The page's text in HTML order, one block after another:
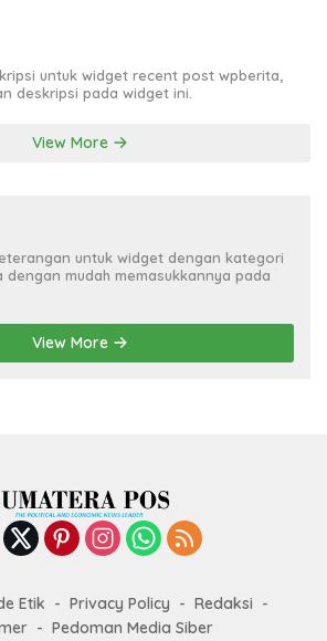
untuk widget recent post wpberita,
deskripsi pada widget ini.
View More
untuk widget dengan kategori
mudah memasukkannya pada
View More
Etik Privacy Policy
Redaksi
Pedoman Media Siber